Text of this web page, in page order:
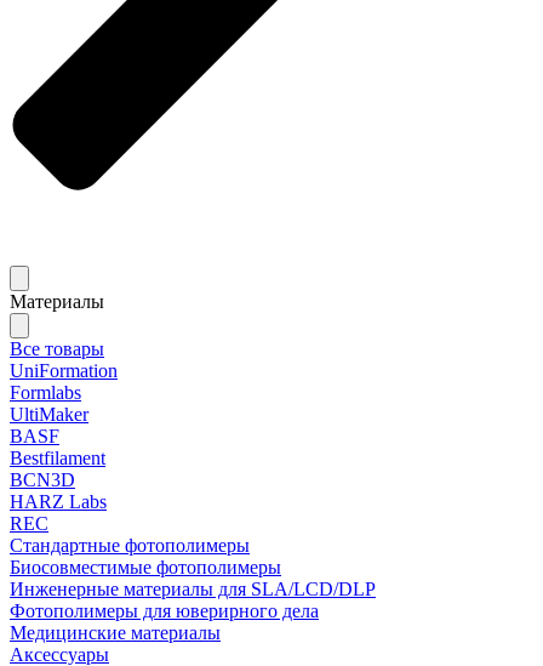
Материалы
Все товары
UniFormation
Formlabs
UltiMaker
BASF
Bestfilament
BCN3D
HARZ Labs
REC
Стандартные фотополимеры
Биосовместимые фотополимеры
Инженерные материалы для SLA/LCD/DLP
Фотополимеры для юверирного дела
Медицинские материалы
Аксессуары